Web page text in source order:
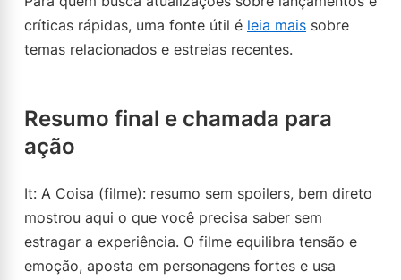
críticas rápidas, uma fonte útil é leia mais sobre
temas relacionados e estreias recentes.
Resumo final e chamada para
ação
It: A Coisa (filme): resumo sem spoilers, bem direto
mostrou aqui o que você precisa saber sem
estragar a experiência. O filme equilibra tensão e
emoção, aposta em personagens fortes e usa